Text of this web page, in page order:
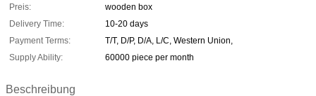
Preis:
wooden box
Delivery Time:
10-20 days
Payment Terms:
T/T, D/P, D/A, L/C, Western Union,
Supply Ability:
60000 piece per month
Beschreibung